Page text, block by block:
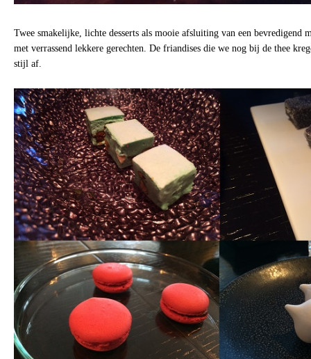
Twee smakelijke, lichte desserts als mooie afsluiting van een bevredigend
met verrassend lekkere gerechten. De friandises die we nog bij de thee
stijl af.